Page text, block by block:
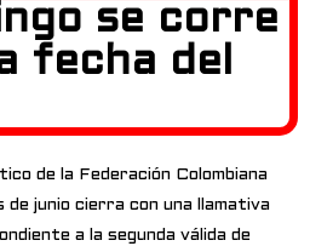
se corre
fecha del
de la Federación Colombiana
de junio cierra con una llamativa
a la segunda válida de